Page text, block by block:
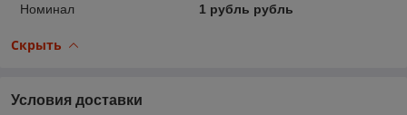
Номинал
1 рубль рубль
Скрыть
Условия доставки